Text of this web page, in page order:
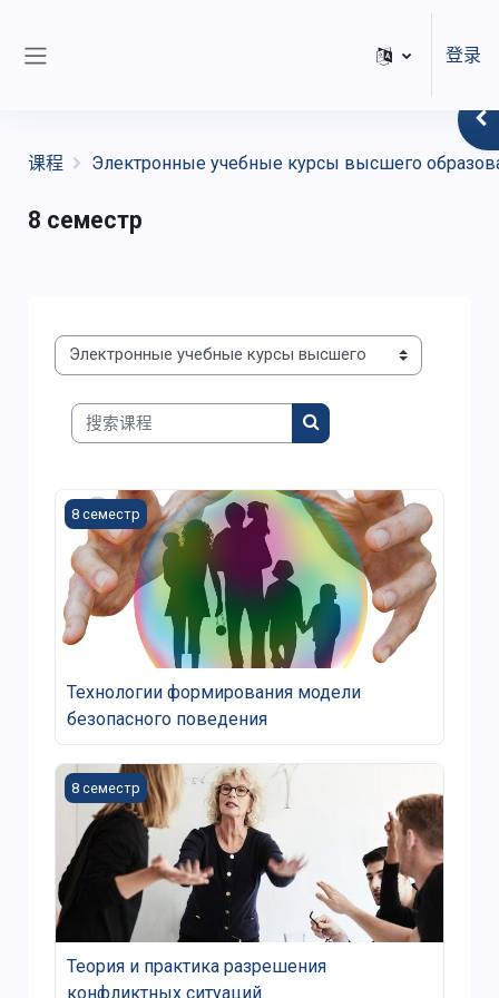
登录
课程 Электронные учебные курсы высшего
8 семестр
打
课程类别
搜索课程
搜索课程
课程图片 Технологии формирования модели
8 семестр
Технологии формирования модели безопасного
Технологии формирования модели
безопасного поведения
课程图片 Теория и практика разрешения
8 семестр
Теория и практика разрешения конфликтных
Теория и практика разрешения
конфликтных ситуаций